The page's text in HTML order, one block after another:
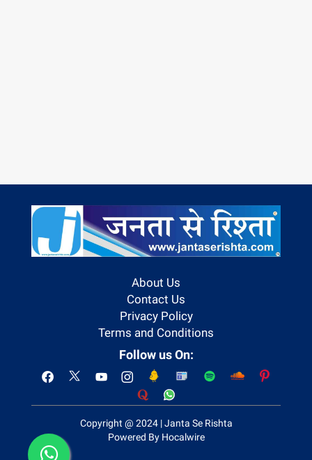
About Us
Contact Us
Privacy Policy
Terms and Conditions
Follow us On:
Copyright @ 2024 | Janta Se Rishta
Powered By Hocalwire